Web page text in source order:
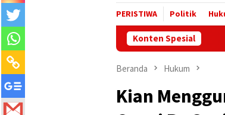
PERISTIWA Politik
Konten Spesial
Beranda Hukum
Kian